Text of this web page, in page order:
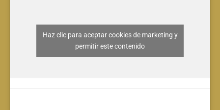
Haz clic para aceptar cookies de marketing y
permitir este contenido